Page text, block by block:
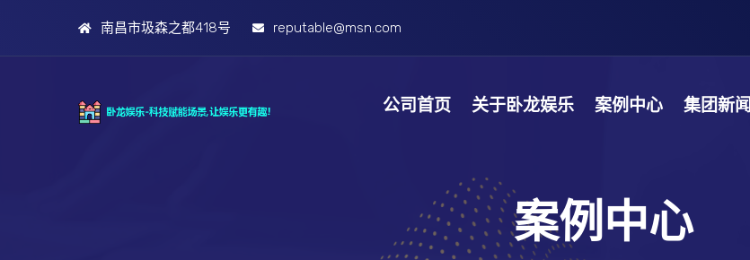
南昌市圾森之都418号 reputable@msn.com
公司首页 关于卧龙娱乐 案例中心 集团新闻
案例中心